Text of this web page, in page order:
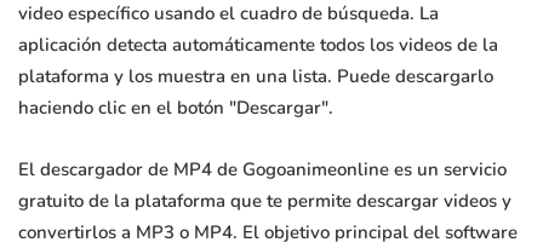
video específico usando el cuadro de búsqueda. La
aplicación detecta automáticamente todos los videos de la
plataforma y los muestra en una lista. Puede descargarlo
haciendo clic en el botón "Descargar".
El descargador de MP4 de Gogoanimeonline es un servicio
gratuito de la plataforma que te permite descargar videos y
convertirlos a MP3 o MP4. El objetivo principal del software